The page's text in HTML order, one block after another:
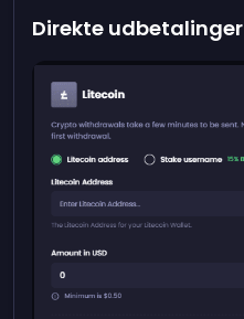
Direkte udbetalinger